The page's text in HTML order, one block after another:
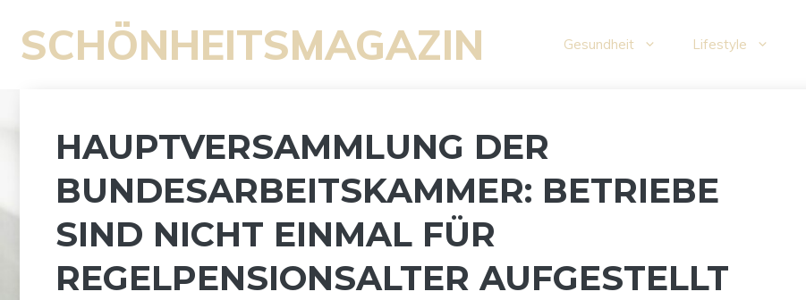
Inhalt
springen
SCHÖNHEITSMAGAZIN Gesundheit Lifestyle
HAUPTVERSAMMLUNG DER
BUNDESARBEITSKAMMER: BETRIEBE
SIND NICHT EINMAL FÜR
REGELPENSIONSALTER AUFGESTELLT